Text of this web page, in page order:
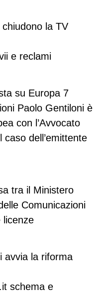
la TV
e reclami
su Europa 7
Paolo Gentiloni è
con l’Avvocato
dell’emittente
tra il Ministero
Comunicazioni
licenze
avvia la riforma
schema e